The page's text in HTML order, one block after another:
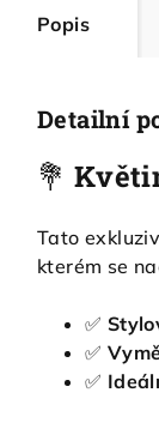
Popis
Detailní
💐
Tato
kterém se
✅
✅
✅